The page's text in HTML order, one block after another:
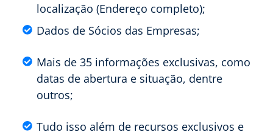
localização (Endereço completo);
Dados de Sócios das Empresas;
Mais de 35 informações exclusivas, como
datas de abertura e situação, dentre
outros;
Tudo isso além de recursos exclusivos e